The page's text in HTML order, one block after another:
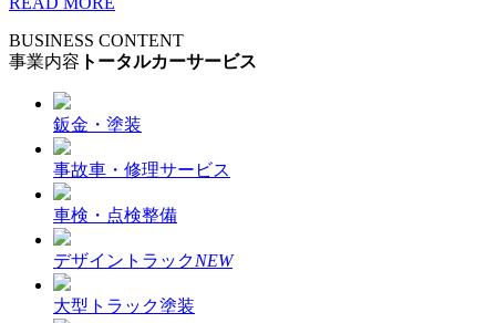
BUSINESS CONTENT
事業内容 トータルカーサービス
鈑金・塗装
事故車・修理サービス
車検・点検整備
デザイントラックNEW
大型トラック塗装